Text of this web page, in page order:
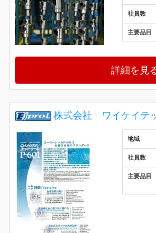
社員数
主要品目
詳細を見
株式会社 ワイケイテ
地域
社員数
主要品目